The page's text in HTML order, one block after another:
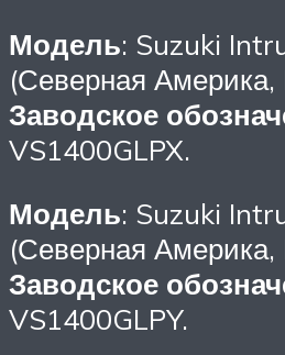
Модель: Suzuki
(Северная Америка,
Заводское
VS1400GLPX.
Модель: Suzuki
(Северная Америка,
Заводское
VS1400GLPY.